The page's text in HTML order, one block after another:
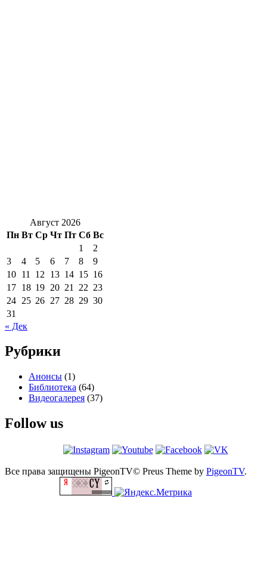
Август 2026
Пн Вт Ср Чт Пт Сб Вс
1
2
3
4 5 6 7 8
9
10 11 12 13 14 15 16
17 18 19 20 21 22 23
24 25 26 27 28 29 30
31
« Дек
Рубрики
Анонсы (1)
Библиотека (64)
Видеогалерея (37)
Follow us
Все права защищены PigeonTV© Preus Theme by PigeonTV.